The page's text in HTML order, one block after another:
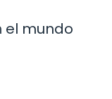
el mundo